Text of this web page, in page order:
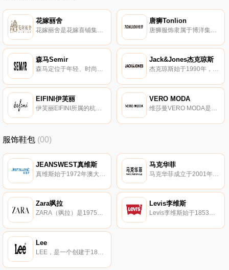
花嫁丽舍
花嫁丽舍是花嫁喜铺集团旗下的私人婚礼会所。花嫁丽舍提供中西式婚宴、专业婚礼服务、个性婚礼策划、礼服、摄影、摄像等一站式婚庆礼仪服务。
唐狮Tonlion
森马Semir
森马定位于年轻、时尚、活力、高性价比的大众休闲服饰，主要面向16-30岁年轻群体。森马以款式丰富、舒适易搭、高品质的时尚新品而著称。
Jack&Jones杰克琼斯
杰克琼斯始于1990年，Bestseller集团旗下，针对18至30岁之间的喜欢穿着随意/流行时尚的男士设计。Jack&Jones杰克琼斯主打北欧简洁纯粹的设计风格，其牛仔成衣十分出名。
EIFINI伊芙丽
伊芙丽EIFINI所属的杭州锦欧时装有限公司，致力于打造中国淑女装的一线品牌。伊芙丽是一家设计、制作、生产、销售一体化的公司，管理完善，实力雄厚。现旗下拥有主力品牌EIFINI（伊芙丽）及年轻系列SEIFINI(诗凡黎)两个女装品牌及专门为个人打造的高级定制礼服系列。
VERO MODA
维莎曼VERO MODA是丹麦最大时装集团BESTSELLER旗下的知名女装品牌。Vero moda专为25岁以上拥有超强自我意识和独立性的女士设计。
服饰鞋包 (00)
JEANSWEST真维斯 马克华菲
Zara飒拉
ZARA（飒拉）是1975年设立于西班牙隶属Inditex集团（股票代码ITX）旗下的一个子公司，既是服装品牌也是专营ZARA品牌服装的连锁零售品牌。ZARA是全球排名第三、西班牙排名第一的服装商。
Levis李维斯
Levis李维斯始于1853年美国，世界知名牛仔服饰品牌。靛蓝牛仔斜纹布、腰后侧的皮章、裤后袋上的弧线、铆钉、独有的红旗标等都是李维斯的特点。
Lee
LEE，是一个创建于1889年的美国著名牛仔裤品牌，追求实用与时尚，创造了经典的吊带工人裤，生产了世界上第一条拉链牛仔裤。LEE凭着其首创及经典设计，LEE牛仔裤成为牛仔裤坛的经典与权威，被誉为世界三大牛仔裤品牌之一。